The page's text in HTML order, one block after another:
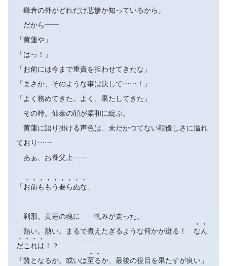
鎌倉の外がどれだけ悲惨か知っているから。
だから――
「黄蓮や」
「はっ！」
「お前には今まで重責を担わせてきたな」
「まさか、そのような事は決して……！」
「よく務めてきた。よく、果たしてきた」
その時。仙泰の顔が柔和に綻ぶ。
黄蓮に語り掛ける声色は、未だかつてない程優しさに溢れ
ており……
あぁ、お養父上――
「お

前

も

も

う

要

ら

ぬ

な

」
刹那。黄蓮の魂に――軋みが走った。
熱い。熱い。まるで煮えたぎるような何かが迸る！ な

ん

だ

こ

れ

は

！？
「贄となるか。或いは至

る

か、最後の役目を果たすが良い」